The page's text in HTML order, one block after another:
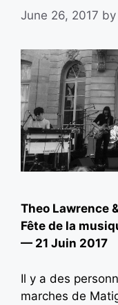
June 26, 2017 by
Theo Lawrence
Fête de la
— 21 Juin 2017
Il y a des
marches de